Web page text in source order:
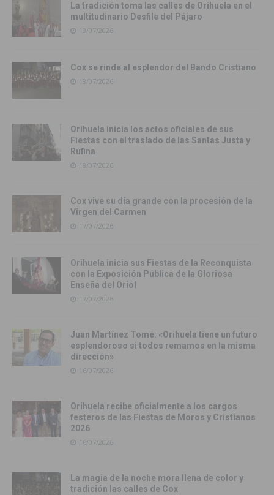
La tradición toma las calles de Orihuela en el
multitudinario Desfile del Pájaro
19/07/2026
Cox se rinde al esplendor del Bando Cristiano
18/07/2026
Orihuela inicia los actos oficiales de sus
Fiestas con el traslado de las Santas Justa y
Rufina
18/07/2026
Cox vive su día grande con la procesión de la
Virgen del Carmen
17/07/2026
Orihuela inicia sus Fiestas de la Reconquista
con la Exposición Pública de la Gloriosa
Enseña del Oriol
17/07/2026
Juan Martínez Tomé: «Orihuela tiene un futuro
esplendoroso si todos remamos en la misma
dirección»
16/07/2026
Orihuela recibe oficialmente a los cargos
festeros de las Fiestas de Moros y Cristianos
2026
16/07/2026
La magia de la noche mora llena de color y
tradición las calles de Cox